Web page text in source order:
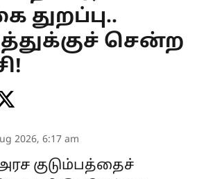
துறப்பு..
சென்ற
2026, 6:17 am
குடும்பத்தைச்